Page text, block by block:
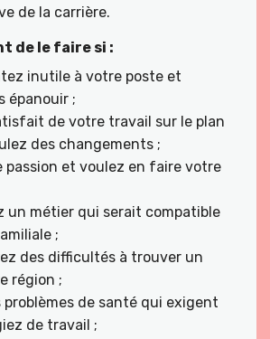
de la carrière.
de le faire si :
inutile à votre poste et
épanouir ;
de votre travail sur le plan
des changements ;
passion et voulez en faire votre
un métier qui serait compatible
;
des difficultés à trouver un
région ;
problèmes de santé qui exigent
de travail ;